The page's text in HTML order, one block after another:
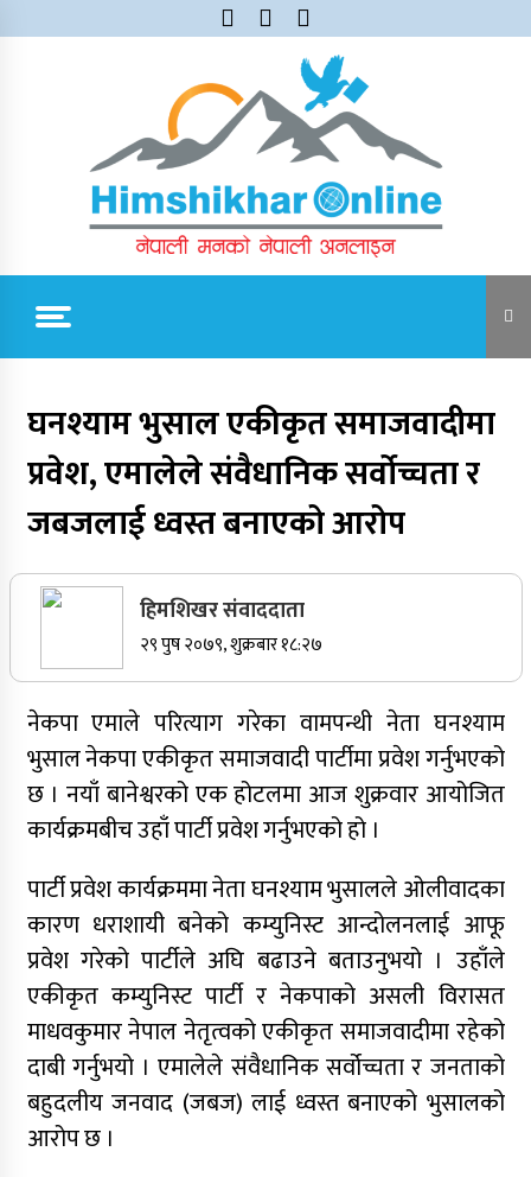
to
Himshikhar Online
जुम्लाबाट सुर्खेत र नेपालगञ्जतर्फ लैजाँदै गरिएको १८०
सर्वोच्चले खारेज गर्‍यो दानबहादुर बुढाको रिट,
पदमुक्तिको निर्णय कायम
नेपाली कांग्रेसका वरिष्ठ नेता गोपालमान श्रेष्ठको निधन
सुर्खेतमा जिप दुर्घटना,१५ जना घाइते
जुम्लामा बेहोस अवस्थामा फेला परेका युवाको मृत्यु
कर्णालीमा कांग्रेसका चार मन्त्रीहरूले दिए राजीनामा
घनश्याम भुसाल एकीकृत समाजवादीमा
प्रवेश, एमालेले संवैधानिक सर्वोच्चता र
जबजलाई ध्वस्त बनाएको आरोप
हिमशिखर संवाददाता
२९ पुष २०७९, शुक्रबार १८:२७
नेकपा एमाले परित्याग गरेका वामपन्थी नेता घनश्याम
भुसाल नेकपा एकीकृत समाजवादी पार्टीमा प्रवेश गर्नुभएको
छ । नयाँ बानेश्वरको एक होटलमा आज शुक्रवार आयोजित
कार्यक्रमबीच उहाँ पार्टी प्रवेश गर्नुभएको हो ।
पार्टी प्रवेश कार्यक्रममा नेता घनश्याम भुसालले ओलीवादका
कारण धराशायी बनेको कम्युनिस्ट आन्दोलनलाई आफू
प्रवेश गरेको पार्टीले अघि बढाउने बताउनुभयो । उहाँले
एकीकृत कम्युनिस्ट पार्टी र नेकपाको असली विरासत
माधवकुमार नेपाल नेतृत्वको एकीकृत समाजवादीमा रहेको
दाबी गर्नुभयो । एमालेले संवैधानिक सर्वोच्चता र जनताको
बहुदलीय जनवाद (जबज) लाई ध्वस्त बनाएको भुसालको
आरोप छ ।